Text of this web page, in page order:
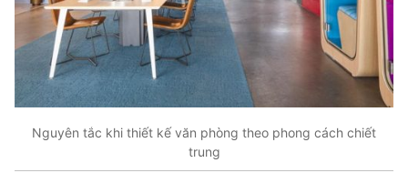
Nguyên tắc khi thiết kế văn phòng theo phong cách chiết
trung